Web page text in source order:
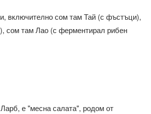
включително сом там Тай (с фъстъци),
сом там Лао (с ферментирал рибен
е "месна салата", родом от